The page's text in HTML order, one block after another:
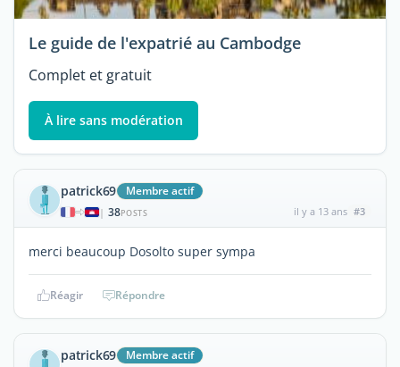
Le guide de l'expatrié au Cambodge
Complet et gratuit
À lire sans modération
patrick69 Membre actif
| 38POSTS il y a 13 ans #3
merci beaucoup Dosolto super sympa
Réagir Répondre
patrick69 Membre actif